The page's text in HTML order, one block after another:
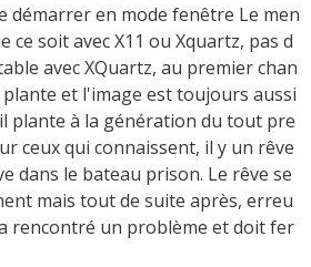
démarrer en mode fenêtre Le men
ce soit avec X11 ou Xquartz, pas d
avec XQuartz, au premier chan
et l'image est toujours aussi
il plante à la génération du tout pre
ceux qui connaissent, il y un rêve
dans le bateau prison. Le rêve se
mais tout de suite après, erreu
rencontré un problème et doit fer